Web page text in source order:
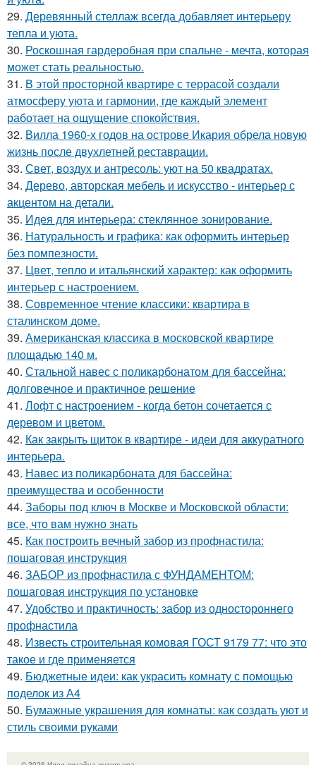
29. Деревянный стеллаж всегда добавляет интерьеру
тепла и уюта.
30. Роскошная гардеробная при спальне - мечта, которая
может стать реальностью.
31. В этой просторной квартире с террасой создали
атмосферу уюта и гармонии, где каждый элемент
работает на ощущение спокойствия.
32. Вилла 1960-х годов на острове Икария обрела новую
жизнь после двухлетней реставрации.
33. Свет, воздух и антресоль: уют на 50 квадратах.
34. Дерево, авторская мебель и искусство - интерьер с
акцентом на детали.
35. Идея для интерьера: стеклянное зонирование.
36. Натуральность и графика: как оформить интерьер
без помпезности.
37. Цвет, тепло и итальянский характер: как оформить
интерьер с настроением.
38. Современное чтение классики: квартира в
сталинском доме.
39. Американская классика в московской квартире
площадью 140 м.
40. Стальной навес с поликарбонатом для бассейна:
долговечное и практичное решение
41. Лофт с настроением - когда бетон сочетается с
деревом и цветом.
42. Как закрыть щиток в квартире - идеи для аккуратного
интерьера.
43. Навес из поликарбоната для бассейна:
преимущества и особенности
44. Заборы под ключ в Москве и Московской области:
все, что вам нужно знать
45. Как построить вечный забор из профнастила:
пошаговая инструкция
46. ЗАБОР из профнастила с ФУНДАМЕНТОМ:
пошаговая инструкция по установке
47. Удобство и практичность: забор из одностороннего
профнастила
48. Известь строительная комовая ГОСТ 9179 77: что это
такое и где применяется
49. Бюджетные идеи: как украсить комнату с помощью
поделок из А4
50. Бумажные украшения для комнаты: как создать уют и
стиль своими руками